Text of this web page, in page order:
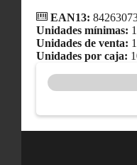
EAN13:
Unidades mínimas:
Unidades de venta:
Unidades por caja: